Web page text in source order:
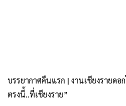
บรรยากาศคืนแรก | งานเชียงรายดอ
ตรงนี้..ที่เชียงราย”